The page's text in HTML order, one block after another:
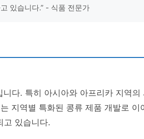
있습니다.” - 식품 전문가
다. 특히 아시아와 아프리카 지역의
지역별 특화된 콩류 제품 개발로 이
고 있습니다.